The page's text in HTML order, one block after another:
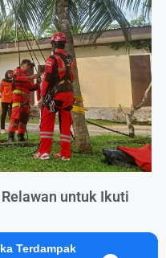
untuk Ikuti
Terdampak